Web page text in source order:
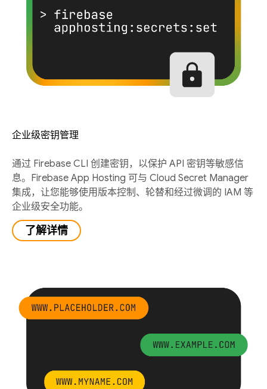
企业级密钥管理
通过 Firebase CLI 创建密钥，以保护 API 密钥等敏感信
息。Firebase App Hosting 可与 Cloud Secret Manager
集成，让您能够使用版本控制、轮替和经过微调的 IAM 等
企业级安全功能。
了解详情